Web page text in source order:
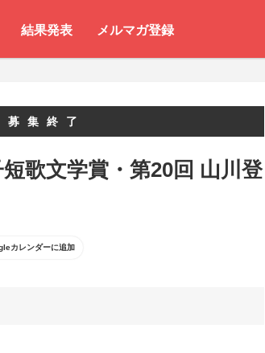
結果発表 メルマガ登録
募集終了
歌文学賞・第20回 山川登
カレンダーに追加